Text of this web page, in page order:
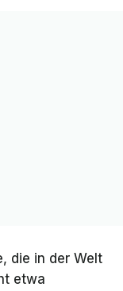
die in der Welt
etwa